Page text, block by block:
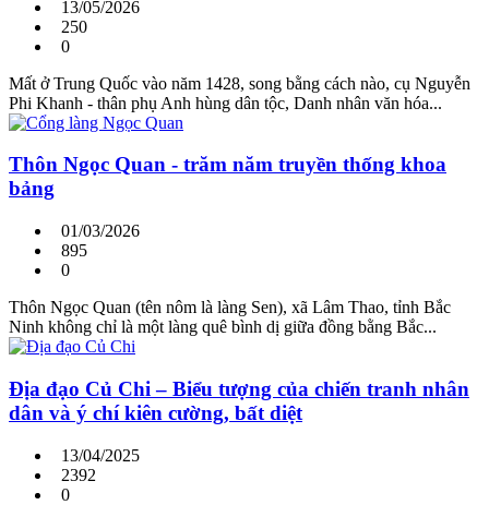
13/05/2026
250
0
Mất ở Trung Quốc vào năm 1428, song bằng cách nào, cụ Nguyễn
Phi Khanh - thân phụ Anh hùng dân tộc, Danh nhân văn hóa...
Thôn Ngọc Quan - trăm năm truyền thống khoa
bảng
01/03/2026
895
0
Thôn Ngọc Quan (tên nôm là làng Sen), xã Lâm Thao, tỉnh Bắc
Ninh không chỉ là một làng quê bình dị giữa đồng bằng Bắc...
Địa đạo Củ Chi – Biểu tượng của chiến tranh nhân
dân và ý chí kiên cường, bất diệt
13/04/2025
2392
0